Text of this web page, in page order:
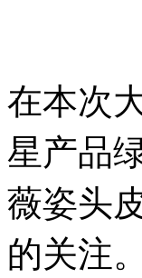
在本次
星产品
薇姿头
的关注